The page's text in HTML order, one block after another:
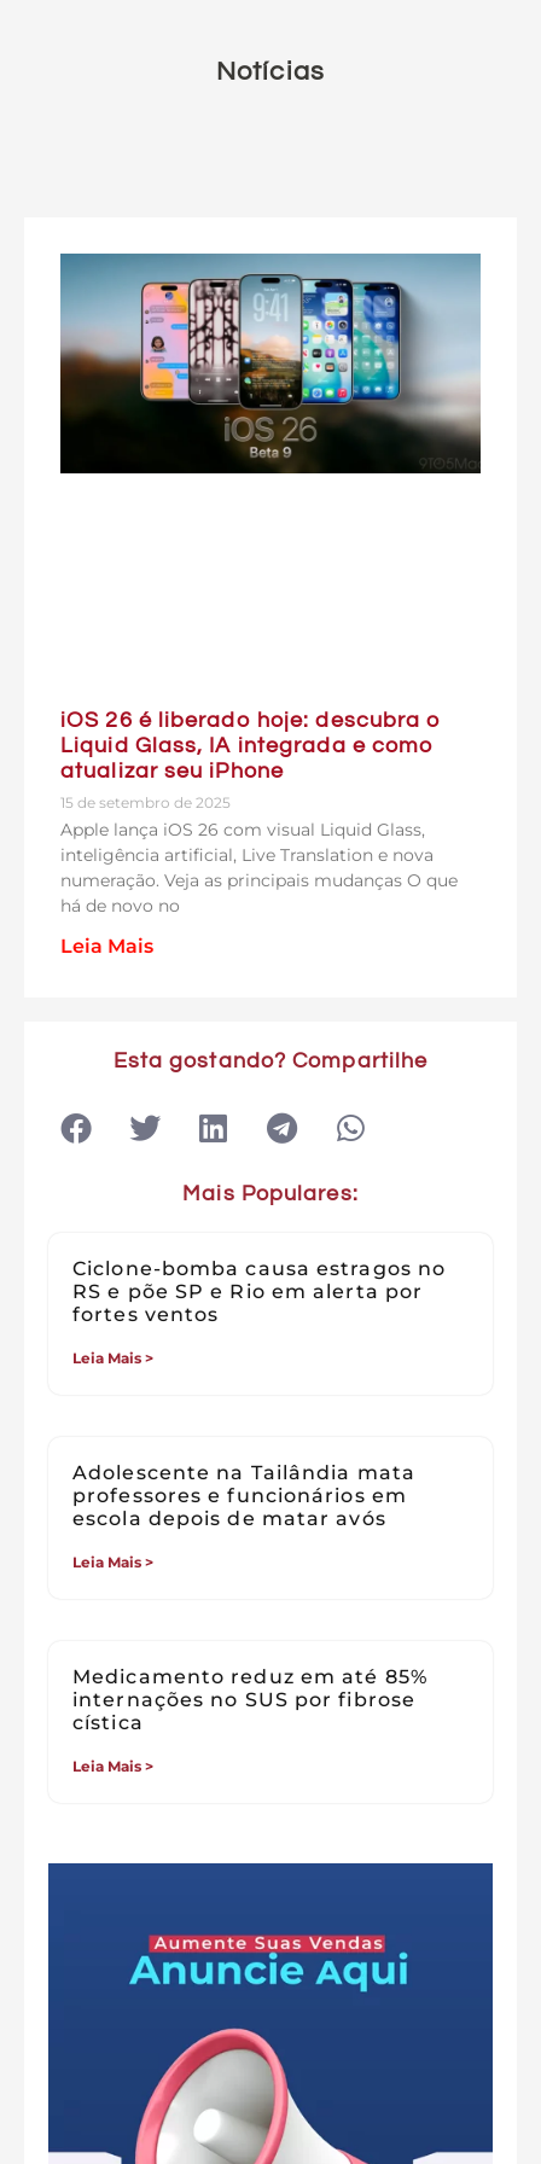
Notícias
iOS 26 é liberado hoje: descubra o
Liquid Glass, IA integrada e como
atualizar seu iPhone
15 de setembro de 2025
Apple lança iOS 26 com visual Liquid Glass,
inteligência artificial, Live Translation e nova
numeração. Veja as principais mudanças O que
há de novo no
Leia Mais
Esta gostando? Compartilhe
Mais Populares:
Ciclone-bomba causa estragos no
RS e põe SP e Rio em alerta por
fortes ventos
Leia Mais >
Adolescente na Tailândia mata
professores e funcionários em
escola depois de matar avós
Leia Mais >
Medicamento reduz em até 85%
internações no SUS por fibrose
cística
Leia Mais >